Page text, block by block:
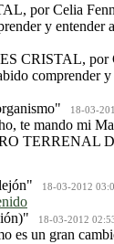
por Celia
y
CRISTAL, por
comprender
18-03-
te mando mi
TERRENAL
18-03-2012
18-03-2012
es un gran